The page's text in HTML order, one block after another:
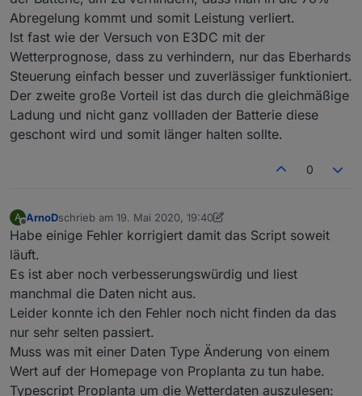
view-Prognose.txt
Abregelung kommt und somit Leistung verliert.
Ist fast wie der Versuch von E3DC mit der
Wetterprognose, dass zu verhindern, nur das Eberhards
Steuerung einfach besser und zuverlässiger funktioniert.
Der zweite große Vorteil ist das durch die gleichmäßige
Ladung und nicht ganz vollladen der Batterie diese
geschont wird und somit länger halten sollte.
0
A
Offline
ArnoDschrieb am 19. Mai 2020, 19:40
zuletzt editiert von ArnoD
Habe einige Fehler korrigiert damit das Script soweit
läuft.
Es ist aber noch verbesserungswürdig und liest
manchmal die Daten nicht aus.
Leider konnte ich den Fehler noch nicht finden da das
nur sehr selten passiert.
Muss was mit einer Daten Type Änderung von einem
Wert auf der Homepage von Proplanta zu tun habe.
Typescript Proplanta um die Wetterdaten auszulesen: